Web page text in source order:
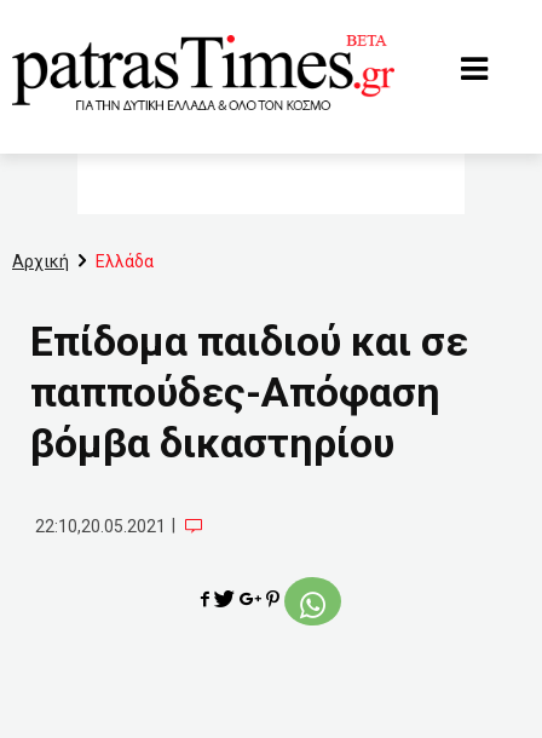
Αρχική Ελλάδα
Επίδομα παιδιού και σε
παππούδες-Απόφαση
βόμβα δικαστηρίου
22:10,20.05.2021